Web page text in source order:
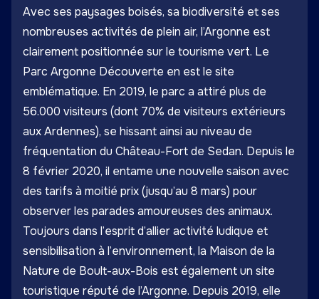
Avec ses paysages boisés, sa biodiversité et ses
nombreuses activités de plein air, l’Argonne est
clairement positionnée sur le tourisme vert. Le
Parc Argonne Découverte en est le site
emblématique. En 2019, le parc a attiré plus de
56.000 visiteurs (dont 70% de visiteurs extérieurs
aux Ardennes), se hissant ainsi au niveau de
fréquentation du Château-Fort de Sedan. Depuis le
8 février 2020, il entame une nouvelle saison avec
des tarifs à moitié prix (jusqu’au 8 mars) pour
observer les parades amoureuses des animaux.
Toujours dans l’esprit d’allier activité ludique et
sensibilisation à l’environnement, la Maison de la
Nature de Boult-aux-Bois est également un site
touristique réputé de l’Argonne. Depuis 2019, elle